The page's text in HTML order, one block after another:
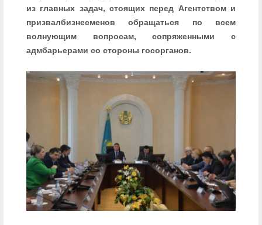
из главных задач, стоящих перед Агентством и
призвалбизнесменов обращаться по всем
волнующим вопросам, сопряженными с
адмбарьерами со стороны госорганов.